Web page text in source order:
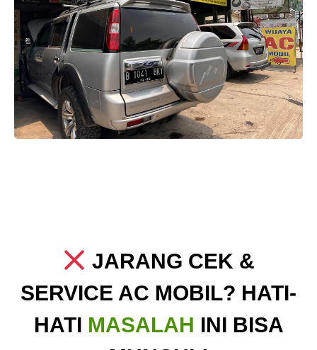
JARANG CEK &
SERVICE AC MOBIL? HATI-
HATI MASALAH INI BISA